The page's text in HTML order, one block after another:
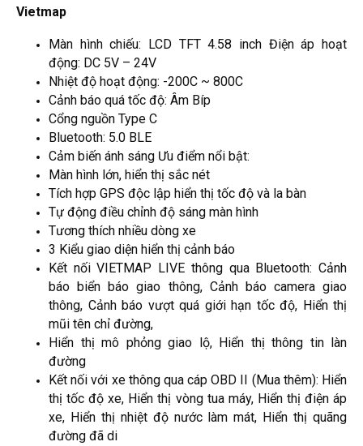
Vietmap
Màn hình chiếu: LCD TFT 4.58 inch Điện áp hoạt
động: DC 5V – 24V
Nhiệt độ hoạt động: -200C ~ 800C
Cảnh báo quá tốc độ: Âm Bíp
Cổng nguồn Type C
Bluetooth: 5.0 BLE
Cảm biến ánh sáng Ưu điểm nổi bật:
Màn hình lớn, hiển thị sắc nét
Tích hợp GPS độc lập hiển thị tốc độ và la bàn
Tự động điều chỉnh độ sáng màn hình
Tương thích nhiều dòng xe
3 Kiểu giao diện hiển thị cảnh báo
Kết nối VIETMAP LIVE thông qua Bluetooth: Cảnh
báo biển báo giao thông, Cảnh báo camera giao
thông, Cảnh báo vượt quá giới hạn tốc độ, Hiển thị
mũi tên chỉ đường,
Hiển thị mô phỏng giao lộ, Hiển thị thông tin làn
đường
Kết nối với xe thông qua cáp OBD II (Mua thêm): Hiển
thị tốc độ xe, Hiển thị vòng tua máy, Hiển thị điện áp
xe, Hiển thị nhiệt độ nước làm mát, Hiển thị quãng
đường đã di